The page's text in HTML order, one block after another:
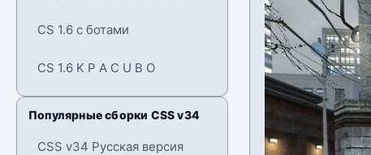
CS 1.6 с ботами
CS 1.6 K P A C U B O
Популярные сборки CSS v34
CSS v34 Русская версия